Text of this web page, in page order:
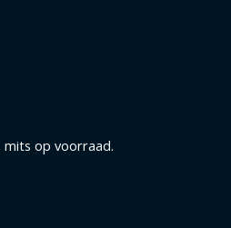
mits op voorraad.